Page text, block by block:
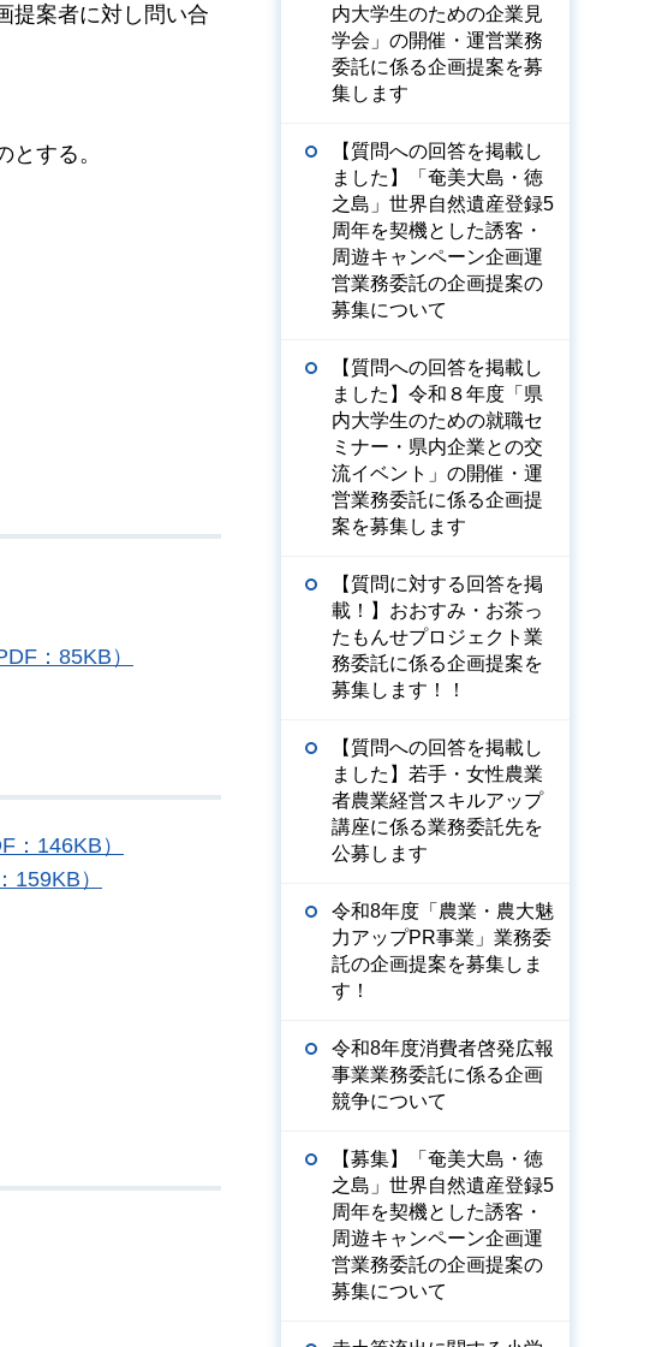
提案者に対し問い合
する。
：85KB）
146KB）
）
内大学生のための企業見
学会」の開催・運営業務
委託に係る企画提案を募
集します
【質問への回答を掲載し
ました】「奄美大島・徳
之島」世界自然遺産登録5
周年を契機とした誘客・
周遊キャンペーン企画運
営業務委託の企画提案の
募集について
【質問への回答を掲載し
ました】令和８年度「県
内大学生のための就職セ
ミナー・県内企業との交
流イベント」の開催・運
営業務委託に係る企画提
案を募集します
【質問に対する回答を掲
載！】おおすみ・お茶っ
たもんせプロジェクト業
務委託に係る企画提案を
募集します！！
【質問への回答を掲載し
ました】若手・女性農業
者農業経営スキルアップ
講座に係る業務委託先を
公募します
令和8年度「農業・農大魅
力アップPR事業」業務委
託の企画提案を募集しま
す！
令和8年度消費者啓発広報
事業業務委託に係る企画
競争について
【募集】「奄美大島・徳
之島」世界自然遺産登録5
周年を契機とした誘客・
周遊キャンペーン企画運
営業務委託の企画提案の
募集について